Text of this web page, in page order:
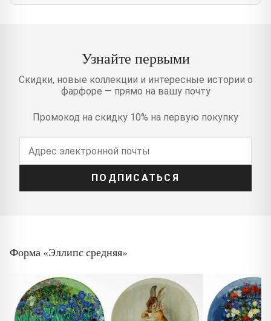
Узнайте первыми
Скидки, новые коллекции и интересные истории о
фарфоре — прямо на вашу почту
Промокод на скидку 10% на первую покупку
ПОДПИСАТЬСЯ
Форма «Эллипс средняя»